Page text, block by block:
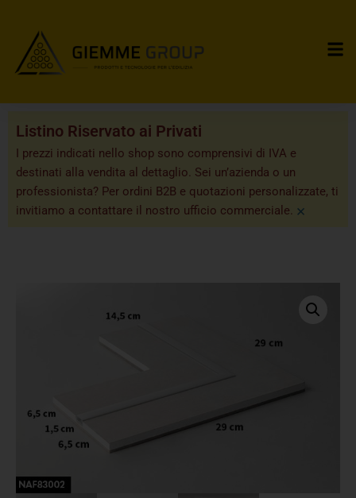
Listino Riservato ai Privati
I prezzi indicati nello shop sono comprensivi di IVA e
destinati alla vendita al dettaglio. Sei un’azienda o un
professionista? Per ordini B2B e quotazioni personalizzate, ti
invitiamo a contattare il nostro ufficio commerciale. ×